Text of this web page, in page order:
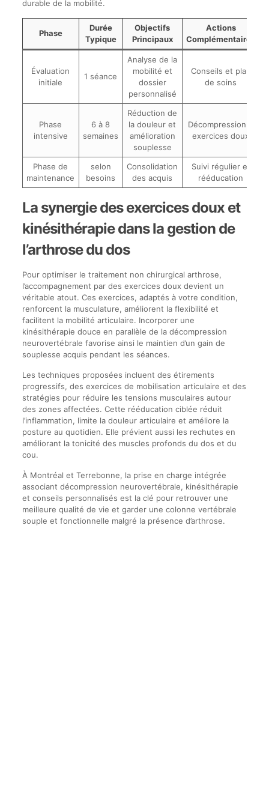
durable de la mobilité.
Phase
Durée
Typique
Objectifs
Principaux
Actions
Complémentaires
Évaluation
initiale
1 séance
Analyse de la
mobilité et
dossier
personnalisé
Conseils et plan
de soins
Phase
intensive
6 à 8
semaines
Réduction de
la douleur et
amélioration
souplesse
Décompression +
exercices doux
Phase de
maintenance
selon
besoins
Consolidation
des acquis
Suivi régulier et
rééducation
La synergie des exercices doux et
kinésithérapie dans la gestion de
l’arthrose du dos
Pour optimiser le traitement non chirurgical arthrose,
l’accompagnement par des exercices doux devient un
véritable atout. Ces exercices, adaptés à votre condition,
renforcent la musculature, améliorent la flexibilité et
facilitent la mobilité articulaire. Incorporer une
kinésithérapie douce en parallèle de la décompression
neurovertébrale favorise ainsi le maintien d’un gain de
souplesse acquis pendant les séances.
Les techniques proposées incluent des étirements
progressifs, des exercices de mobilisation articulaire et des
stratégies pour réduire les tensions musculaires autour
des zones affectées. Cette rééducation ciblée réduit
l’inflammation, limite la douleur articulaire et améliore la
posture au quotidien. Elle prévient aussi les rechutes en
améliorant la tonicité des muscles profonds du dos et du
cou.
À Montréal et Terrebonne, la prise en charge intégrée
associant décompression neurovertébrale, kinésithérapie
et conseils personnalisés est la clé pour retrouver une
meilleure qualité de vie et garder une colonne vertébrale
souple et fonctionnelle malgré la présence d’arthrose.